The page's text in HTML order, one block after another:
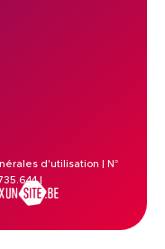
d'utilisation | N°
|